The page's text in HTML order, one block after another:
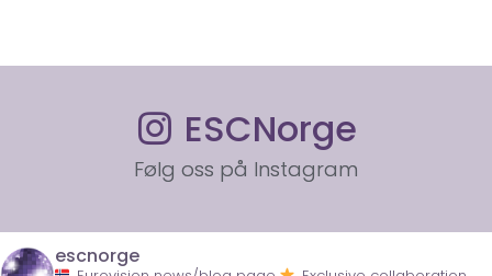
ESCNorge
Følg oss på Instagram
escnorge